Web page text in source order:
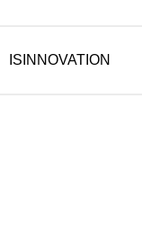
ISINNOVATION